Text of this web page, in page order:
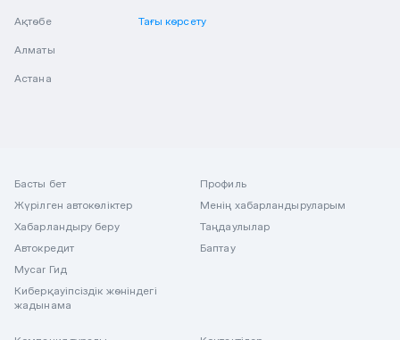
Ақтөбе
Алматы
Астана
Тағы көрсету
Басты бет
Жүрілген автокөліктер
Хабарландыру беру
Автокредит
Mycar Гид
Киберқауіпсіздік жөніндегі
жадынама
Профиль
Менің хабарландыруларым
Таңдаулылар
Баптау